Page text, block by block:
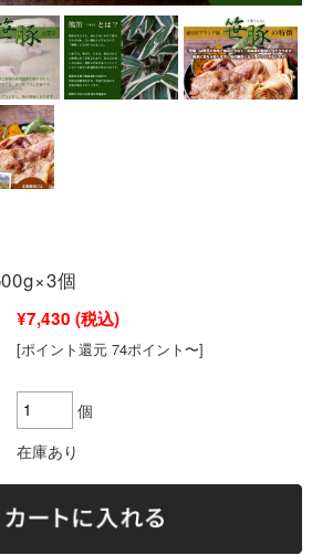
個
¥7,430 (税込)
[ポイント還元 74ポイント〜]
個
在庫あり